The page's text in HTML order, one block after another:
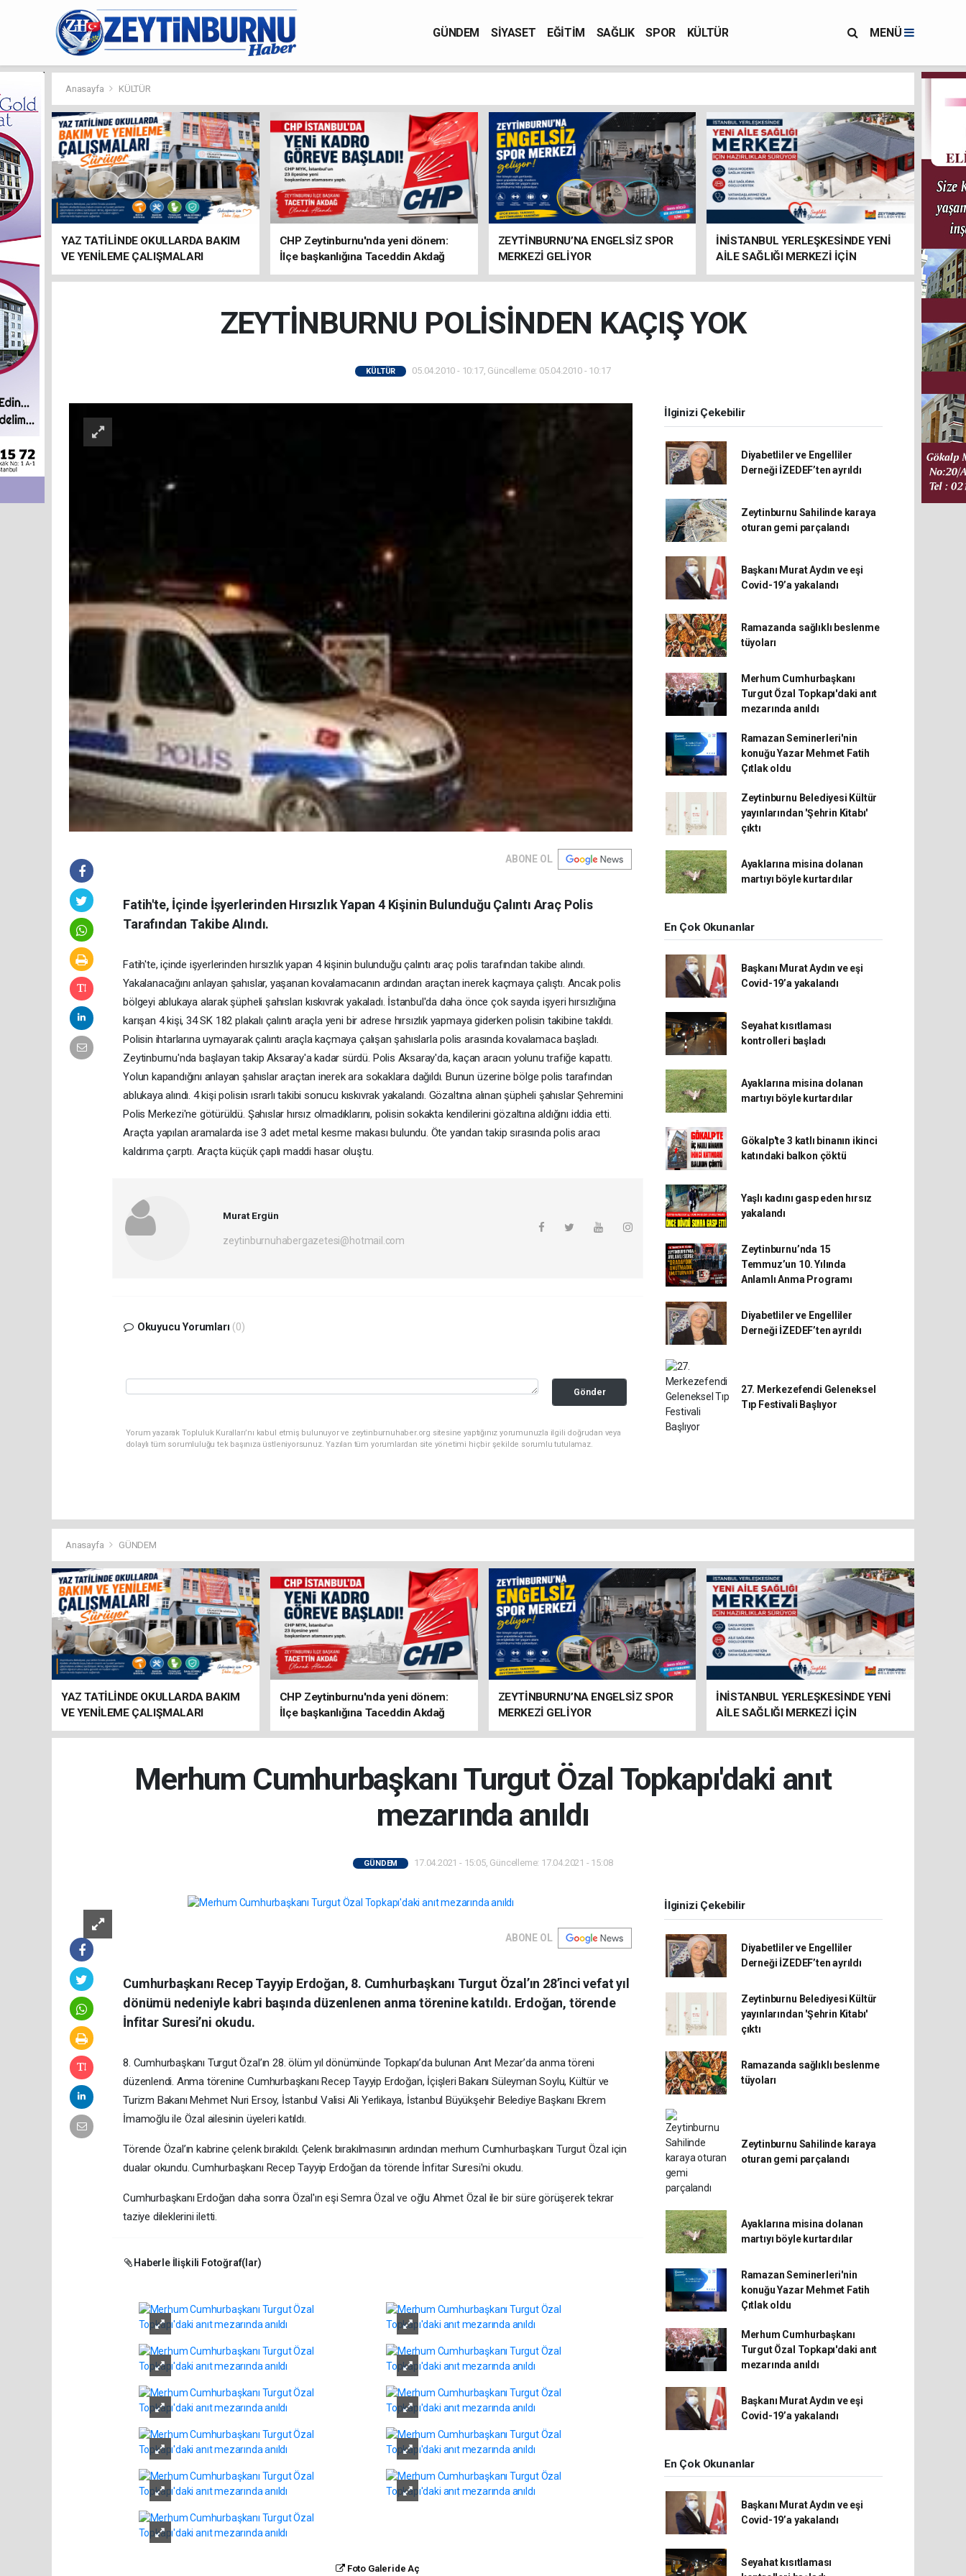
GÜNDEM SİYASET EĞİTİM SAĞLIK SPOR KÜLTÜR MENÜ
Anasayfa KÜLTÜR
YAZ TATİLİNDE OKULLARDA BAKIM
VE YENİLEME ÇALIŞMALARI
SÜRÜYOR
CHP Zeytinburnu'nda yeni dönem:
İlçe başkanlığına Taceddin Akdağ
atandı
ZEYTİNBURNU’NA ENGELSİZ SPOR
MERKEZİ GELİYOR
İNİSTANBUL YERLEŞKESİNDE YENİ
AİLE SAĞLIĞI MERKEZİ İÇİN
HAZIRLIKLAR SÜRÜYOR
ZEYTİNBURNU POLİSİNDEN KAÇIŞ YOK
KÜLTÜR 05.04.2010 - 10:17, Güncelleme: 05.04.2010 - 10:17
ABONE OL
Fatih'te, İçinde İşyerlerinden Hırsızlık Yapan 4 Kişinin Bulunduğu Çalıntı Araç Polis
Tarafından Takibe Alındı.
Fatih'te, içinde işyerlerinden hırsızlık yapan 4 kişinin bulunduğu çalıntı araç polis tarafından takibe alındı.
Yakalanacağını anlayan şahıslar, yaşanan kovalamacanın ardından araçtan inerek kaçmaya çalıştı. Ancak polis
bölgeyi ablukaya alarak şüpheli şahısları kıskıvrak yakaladı. İstanbul'da daha önce çok sayıda işyeri hırsızlığına
karışan 4 kişi, 34 SK 182 plakalı çalıntı araçla yeni bir adrese hırsızlık yapmaya giderken polisin takibine takıldı.
Polisin ihtarlarına uymayarak çalıntı araçla kaçmaya çalışan şahıslarla polis arasında kovalamaca başladı.
Zeytinburnu'nda başlayan takip Aksaray'a kadar sürdü. Polis Aksaray'da, kaçan aracın yolunu trafiğe kapattı.
Yolun kapandığını anlayan şahıslar araçtan inerek ara sokaklara dağıldı. Bunun üzerine bölge polis tarafından
ablukaya alındı. 4 kişi polisin ısrarlı takibi sonucu kıskıvrak yakalandı. Gözaltına alınan şüpheli şahıslar Şehremini
Polis Merkezi'ne götürüldü. Şahıslar hırsız olmadıklarını, polisin sokakta kendilerini gözaltına aldığını iddia etti.
Araçta yapılan aramalarda ise 3 adet metal kesme makası bulundu. Öte yandan takip sırasında polis aracı
kaldırıma çarptı. Araçta küçük çaplı maddi hasar oluştu.
Murat Ergün
zeytinburnuhabergazetesi@hotmail.com
Okuyucu Yorumları (0)
Gönder
Yorum yazarak Topluluk Kuralları’nı kabul etmiş bulunuyor ve zeytinburnuhaber.org sitesine yaptığınız yorumunuzla ilgili doğrudan veya
dolaylı tüm sorumluluğu tek başınıza üstleniyorsunuz. Yazılan tüm yorumlardan site yönetimi hiçbir şekilde sorumlu tutulamaz.
İlginizi Çekebilir
Diyabetliler ve Engelliler
Derneği İZEDEF’ten ayrıldı
Zeytinburnu Sahilinde karaya
oturan gemi parçalandı
Başkanı Murat Aydın ve eşi
Covid-19’a yakalandı
Ramazanda sağlıklı beslenme
tüyoları
Merhum Cumhurbaşkanı
Turgut Özal Topkapı'daki anıt
mezarında anıldı
Ramazan Seminerleri'nin
konuğu Yazar Mehmet Fatih
Çıtlak oldu
Zeytinburnu Belediyesi Kültür
yayınlarından 'Şehrin Kitabı'
çıktı
Ayaklarına misina dolanan
martıyı böyle kurtardılar
En Çok Okunanlar
Başkanı Murat Aydın ve eşi
Covid-19’a yakalandı
Seyahat kısıtlaması
kontrolleri başladı
Ayaklarına misina dolanan
martıyı böyle kurtardılar
Gökalp'te 3 katlı binanın ikinci
katındaki balkon çöktü
Yaşlı kadını gasp eden hırsız
yakalandı
Zeytinburnu’nda 15
Temmuz’un 10. Yılında
Anlamlı Anma Programı
Diyabetliler ve Engelliler
Derneği İZEDEF’ten ayrıldı
27. Merkezefendi Geleneksel
Tıp Festivali Başlıyor
Anasayfa GÜNDEM
YAZ TATİLİNDE OKULLARDA BAKIM
VE YENİLEME ÇALIŞMALARI
SÜRÜYOR
CHP Zeytinburnu'nda yeni dönem:
İlçe başkanlığına Taceddin Akdağ
atandı
ZEYTİNBURNU’NA ENGELSİZ SPOR
MERKEZİ GELİYOR
İNİSTANBUL YERLEŞKESİNDE YENİ
AİLE SAĞLIĞI MERKEZİ İÇİN
HAZIRLIKLAR SÜRÜYOR
Merhum Cumhurbaşkanı Turgut Özal Topkapı'daki anıt
mezarında anıldı
GÜNDEM 17.04.2021 - 15:05, Güncelleme: 17.04.2021 - 15:08
ABONE OL
Cumhurbaşkanı Recep Tayyip Erdoğan, 8. Cumhurbaşkanı Turgut Özal’ın 28’inci vefat yıl
dönümü nedeniyle kabri başında düzenlenen anma törenine katıldı. Erdoğan, törende
İnfitar Suresi’ni okudu.
8. Cumhurbaşkanı Turgut Özal’ın 28. ölüm yıl dönümünde Topkapı’da bulunan Anıt Mezar’da anma töreni
düzenlendi. Anma törenine Cumhurbaşkanı Recep Tayyip Erdoğan, İçişleri Bakanı Süleyman Soylu, Kültür ve
Turizm Bakanı Mehmet Nuri Ersoy, İstanbul Valisi Ali Yerlikaya, İstanbul Büyükşehir Belediye Başkanı Ekrem
İmamoğlu ile Özal ailesinin üyeleri katıldı.
Törende Özal’ın kabrine çelenk bırakıldı. Çelenk bırakılmasının ardından merhum Cumhurbaşkanı Turgut Özal için
dualar okundu. Cumhurbaşkanı Recep Tayyip Erdoğan da törende İnfitar Suresi'ni okudu.
Cumhurbaşkanı Erdoğan daha sonra Özal'ın eşi Semra Özal ve oğlu Ahmet Özal ile bir süre görüşerek tekrar
taziye dileklerini iletti.
Haberle İlişkili Fotoğraf(lar)
Foto Galeride Aç
İlginizi Çekebilir
Diyabetliler ve Engelliler
Derneği İZEDEF’ten ayrıldı
Zeytinburnu Belediyesi Kültür
yayınlarından 'Şehrin Kitabı'
çıktı
Ramazanda sağlıklı beslenme
tüyoları
Zeytinburnu Sahilinde karaya
oturan gemi parçalandı
Ayaklarına misina dolanan
martıyı böyle kurtardılar
Ramazan Seminerleri'nin
konuğu Yazar Mehmet Fatih
Çıtlak oldu
Merhum Cumhurbaşkanı
Turgut Özal Topkapı'daki anıt
mezarında anıldı
Başkanı Murat Aydın ve eşi
Covid-19’a yakalandı
En Çok Okunanlar
Başkanı Murat Aydın ve eşi
Covid-19’a yakalandı
Seyahat kısıtlaması